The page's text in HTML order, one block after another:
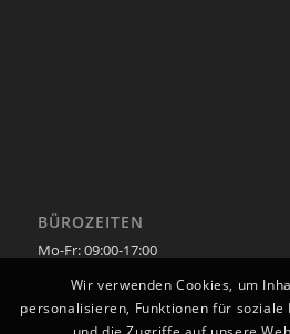
BÜROZEITEN
Mo-Fr: 09:00-17:00
Wir verwenden Cookies, um
personalisieren, Funktionen für